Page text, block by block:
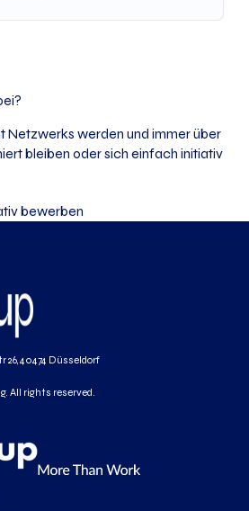
Netzwerks werden und immer über
bleiben oder sich einfach initiativ
bewerben
40474 Düsseldorf
All rights reserved.